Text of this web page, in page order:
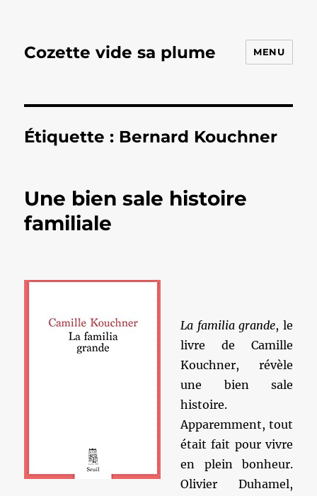
Cozette vide sa plume MENU
Étiquette : Bernard Kouchner
Une bien sale histoire
familiale
La familia grande, le
livre de Camille
Kouchner, révèle
une bien sale
histoire.
Apparemment, tout
était fait pour vivre
en plein bonheur.
Olivier Duhamel,